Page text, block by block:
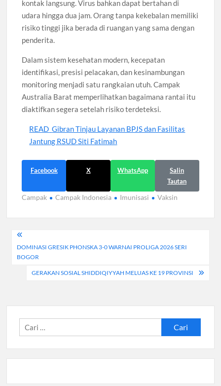
kontak langsung. Virus bahkan dapat bertahan di
udara hingga dua jam. Orang tanpa kekebalan memiliki
risiko tinggi jika berada di ruangan yang sama dengan
penderita.
Dalam sistem kesehatan modern, kecepatan
identifikasi, presisi pelacakan, dan kesinambungan
monitoring menjadi satu rangkaian utuh. Campak
Australia Barat memperlihatkan bagaimana rantai itu
diaktifkan segera setelah risiko terdeteksi.
READ Gibran Tinjau Layanan BPJS dan Fasilitas
Jantung RSUD Siti Fatimah
Facebook X WhatsApp
Salin
Tautan
Campak Campak Indonesia Imunisasi Vaksin
Navigasi
pos
DOMINASI GRESIK PHONSKA 3-0 WARNAI PROLIGA 2026 SERI
BOGOR
GERAKAN SOSIAL SHIDDIQIYYAH MELUAS KE 19 PROVINSI
Cari
untuk: